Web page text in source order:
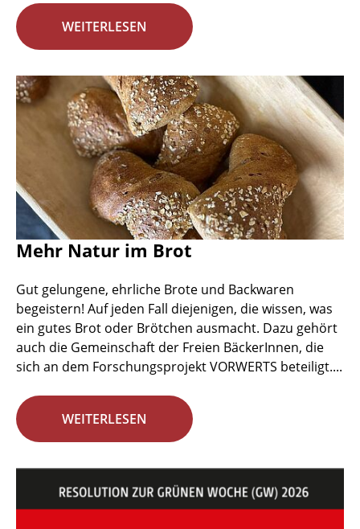
WEITERLESEN
Mehr Natur im Brot
Gut gelungene, ehrliche Brote und Backwaren
begeistern! Auf jeden Fall diejenigen, die wissen, was
ein gutes Brot oder Brötchen ausmacht. Dazu gehört
auch die Gemeinschaft der Freien BäckerInnen, die
sich an dem Forschungsprojekt VORWERTS beteiligt....
WEITERLESEN